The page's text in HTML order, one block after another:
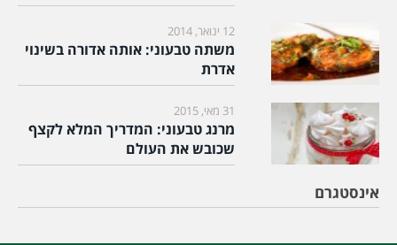
12 ינואר, 2014
משתה טבעוני: אותה אדורה בשינוי
אדרת
31 מאי, 2015
מרנג טבעוני: המדריך המלא לקצף
שכובש את העולם
אינסטגרם